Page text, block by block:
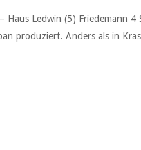
Haus Ledwin (5) Friedemann
produziert. Anders als in